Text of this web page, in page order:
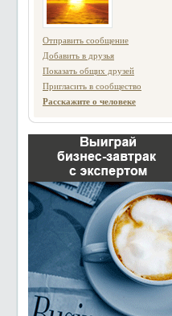
Отправить сообщение
Добавить в друзья
Показать общих друзей
Пригласить в сообщество
Расскажите о человеке